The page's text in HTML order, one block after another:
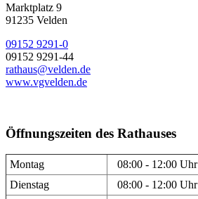
Marktplatz 9
91235 Velden
09152 9291-0
09152 9291-44
rathaus@velden.de
www.vgvelden.de
Öffnungszeiten des Rathauses
Montag 08:00 - 12:00 Uhr
Dienstag
08:00 - 12:00 Uhr